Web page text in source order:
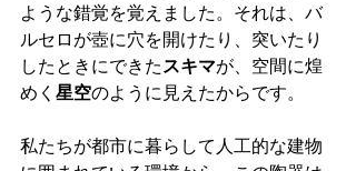
ような錯覚を覚えました。それは、バ
ルセロが壺に穴を開けたり、突いたり
したときにできたスキマが、空間に煌
めく 星空のように見えたからです。
私たちが都市に暮らして人工的な建物